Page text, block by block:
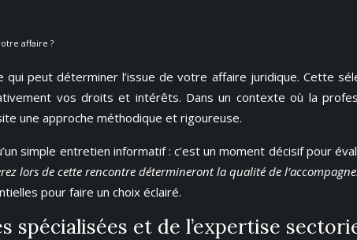
affaire ?
qui peut déterminer l’issue de votre affaire juridique. Cette
vos droits et intérêts. Dans un contexte où la
une approche méthodique et rigoureuse.
simple entretien informatif : c’est un moment décisif pour
lors de cette rencontre détermineront la qualité de
pour faire un choix éclairé.
spécialisées et de l’expertise